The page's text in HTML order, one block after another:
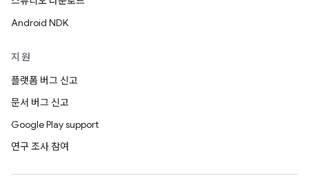
Android NDK
지원
플랫폼 버그 신고
문서 버그 신고
Google Play support
연구 조사 참여